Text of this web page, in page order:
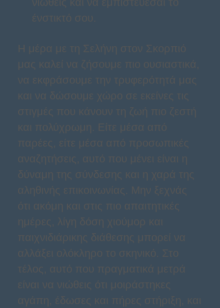
ένστικτό σου.
Η μέρα με τη Σελήνη στον Σκορπιό
μας καλεί να ζήσουμε πιο ουσιαστικά,
να εκφράσουμε την τρυφερότητά μας
και να δώσουμε χώρο σε εκείνες τις
στιγμές που κάνουν τη ζωή πιο ζεστή
και πολύχρωμη. Είτε μέσα από
παρέες, είτε μέσα από προσωπικές
αναζητήσεις, αυτό που μένει είναι η
δύναμη της σύνδεσης και η χαρά της
αληθινής επικοινωνίας. Μην ξεχνάς
ότι ακόμη και στις πιο απαιτητικές
ημέρες, λίγη δόση χιούμορ και
παιχνιδιάρικης διάθεσης μπορεί να
αλλάξει ολόκληρο το σκηνικό. Στο
τέλος, αυτό που πραγματικά μετρά
είναι να νιώθεις ότι μοιράστηκες
αγάπη, έδωσες και πήρες στήριξη, και